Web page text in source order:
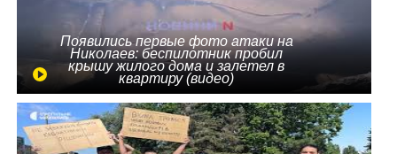
Появились первые фото атаки на
Николаев: беспилотник пробил
крышу жилого дома и залетел в
квартиру (видео)